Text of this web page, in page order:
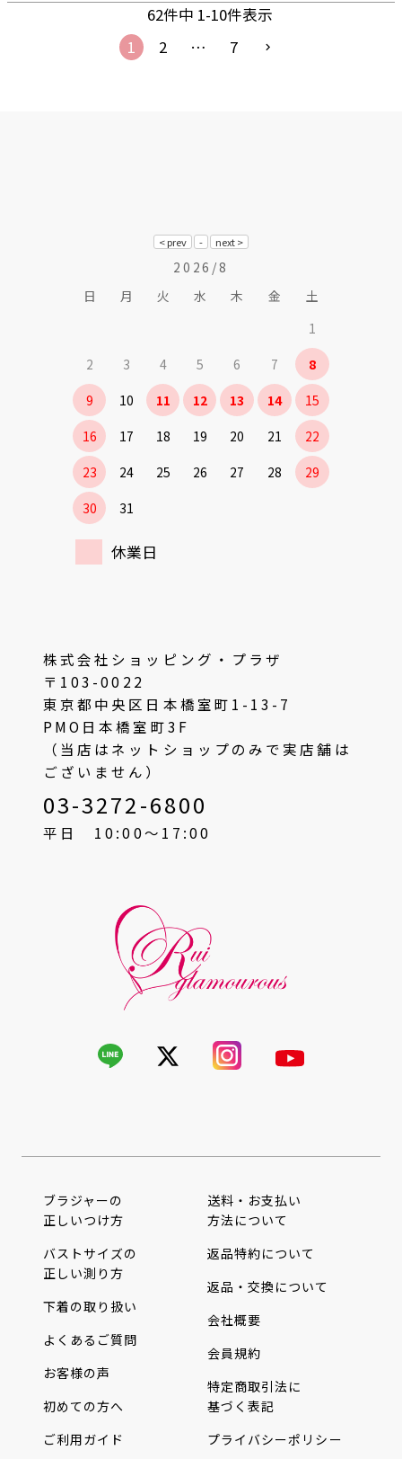
62件中 1-10件表示
1
2 … 7
2026/8
日
月 火 水 木 金
土
1
2
3 4 5 6 7
8
9
10 11 12 13 14
15
16
17 18 19 20 21
22
23
24 25 26 27 28
29
30
31
休業日
株式会社ショッピング・プラザ
〒103-0022
東京都中央区日本橋室町1-13-7
PMO日本橋室町3F
（当店はネットショップのみで実店舗は
ございません）
03-3272-6800
平日 10:00〜17:00
ブラジャーの
正しいつけ方
バストサイズの
正しい測り方
下着の取り扱い
よくあるご質問
お客様の声
初めての方へ
ご利用ガイド
送料・お支払い
方法について
返品特約について
返品・交換について
会社概要
会員規約
特定商取引法に
基づく表記
プライバシーポリシー